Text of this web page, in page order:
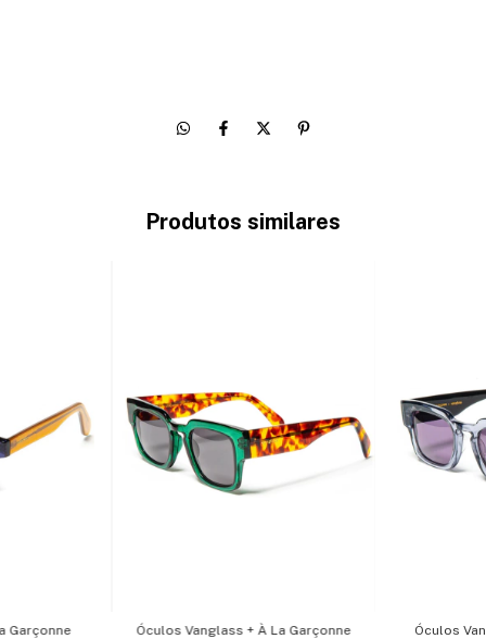
Produtos similares
Garçonne
Óculos Vanglass + À La Garçonne
Óculos